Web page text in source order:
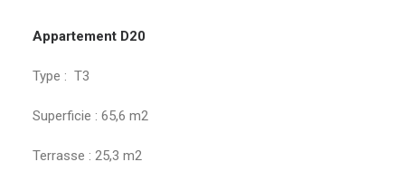
Appartement D20
Type : T3
Superficie : 65,6 m2
Terrasse : 25,3 m2